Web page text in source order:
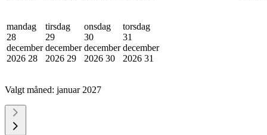
mandag
28
december
2026 28
tirsdag
29
december
2026 29
onsdag
30
december
2026 30
torsdag
31
december
2026 31
Valgt måned: januar 2027